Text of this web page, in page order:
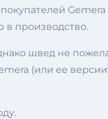
в производство.
швед не
(или ее